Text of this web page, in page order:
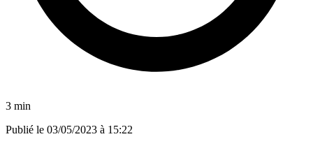
3 min
Publié le 03/05/2023 à 15:22